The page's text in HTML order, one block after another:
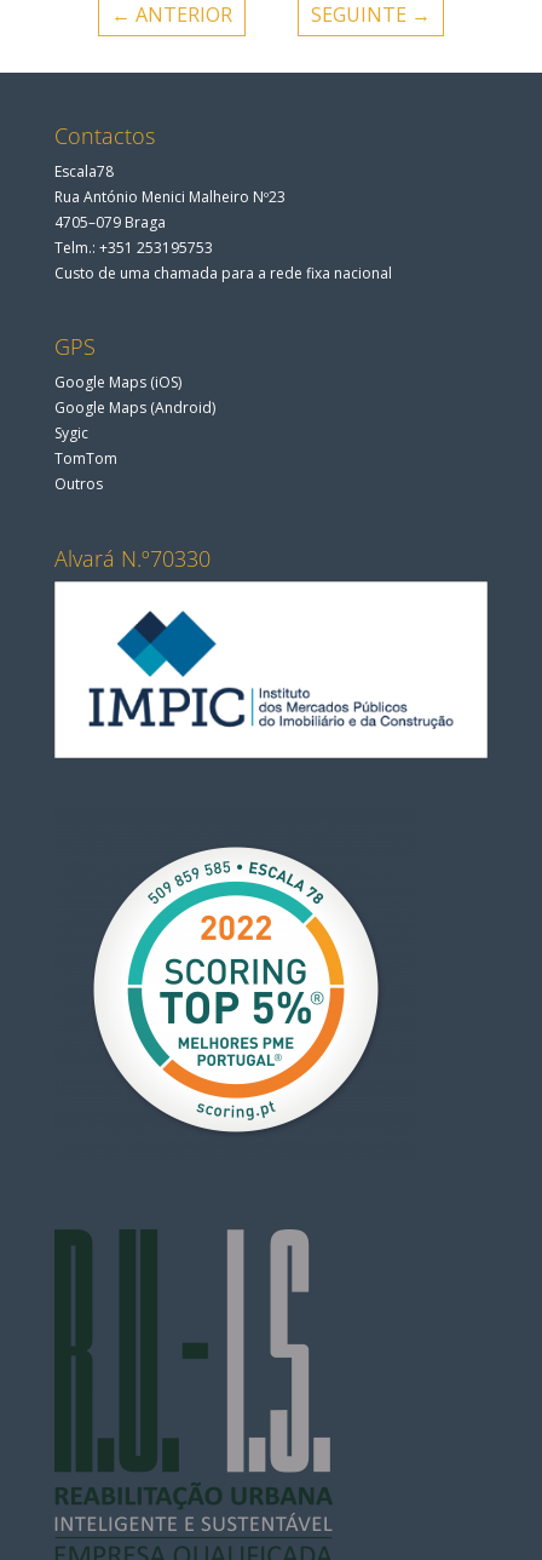
← ANTERIOR SEGUINTE →
Contactos
Escala78
Rua António Menici Malheiro Nº23
4705–079 Braga
Telm.: +351 253195753
Custo de uma chamada para a rede fixa nacional
GPS
Google Maps (iOS)
Google Maps (Android)
Sygic
TomTom
Outros
Alvará N.º70330